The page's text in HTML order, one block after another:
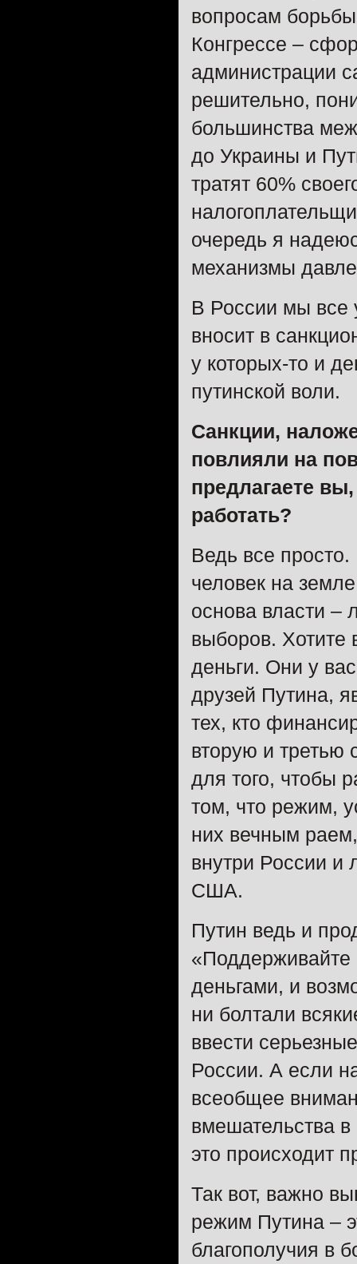
вопросам
Конгрессе –
администрации
решительно,
большинства
до Украины и
тратят 60%
очередь я
механизмы
В России мы все
вносит в
у которых-то и
путинской воли.
Санкции,
повлияли на
предлагаете
работать?
Ведь все
человек на
основа власти –
выборов. Хотите
деньги. Они у
друзей Путина,
тех, кто
вторую и третью
для того, чтобы
том, что режим,
них вечным
внутри России и
США.
Путин ведь и
«Поддерживайте
деньгами, и
ни болтали
ввести
России. А если
всеобщее
вмешательства
это происходит
Так вот, важно
режим Путина –
благополучия в